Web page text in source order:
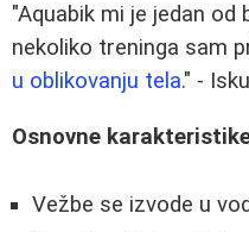
"Aquabik mi je jedan od
nekoliko treninga sam
u oblikovanju tela." -
Osnovne
Vežbe se izvode u